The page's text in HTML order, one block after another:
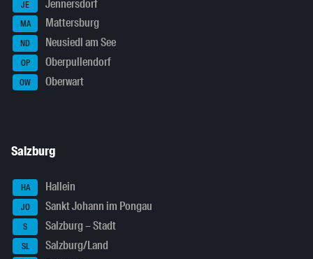
JE Jennersdorf
MA Mattersburg
ND Neusiedl am See
OP Oberpullendorf
OW Oberwart
Salzburg
HA Hallein
JO Sankt Johann im Pongau
S Salzburg – Stadt
SL Salzburg/Land